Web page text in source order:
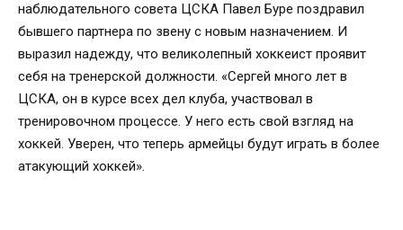
наблюдательного совета ЦСКА Павел Буре поздравил
бывшего партнера по звену с новым назначением. И
выразил надежду, что великолепный хоккеист проявит
себя на тренерской должности. «Сергей много лет в
ЦСКА, он в курсе всех дел клуба, участвовал в
тренировочном процессе. У него есть свой взгляд на
хоккей. Уверен, что теперь армейцы будут играть в более
атакующий хоккей».